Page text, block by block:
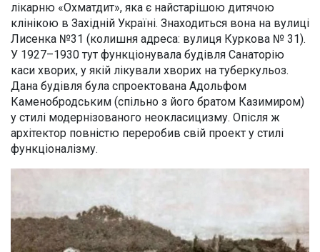
лікарню «Охматдит», яка є найстарішою дитячою
клінікою в Західній Україні. Знаходиться вона на вулиці
Лисенка №31 (колишня адреса: вулиця Куркова № 31).
У 1927–1930 тут функціонувала будівля Санаторію
каси хворих, у якій лікували хворих на туберкульоз.
Дана будівля була спроектована Адольфом
Каменобродським (спільно з його братом Казимиром)
у стилі модернізованого неокласицизму. Опісля ж
архітектор повністю переробив свій проект у стилі
функціоналізму.